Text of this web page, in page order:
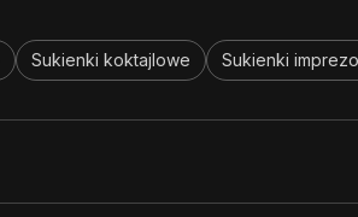
Sukienki koktajlowe Sukienki